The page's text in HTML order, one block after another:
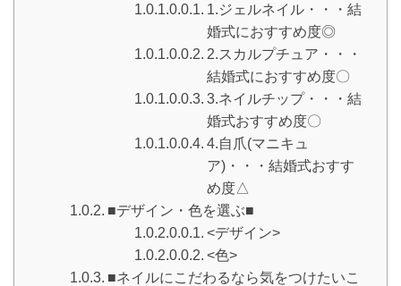
1.ジェルネイル・・・結
婚式におすすめ度◎
2.スカルプチュア・・・
結婚式におすすめ度〇
3.ネイルチップ・・・結
婚式おすすめ度〇
4.自爪(マニキュ
ア)・・・結婚式おすす
め度△
■デザイン・色を選ぶ■
<デザイン>
<色>
■ネイルにこだわるなら気をつけたいこ